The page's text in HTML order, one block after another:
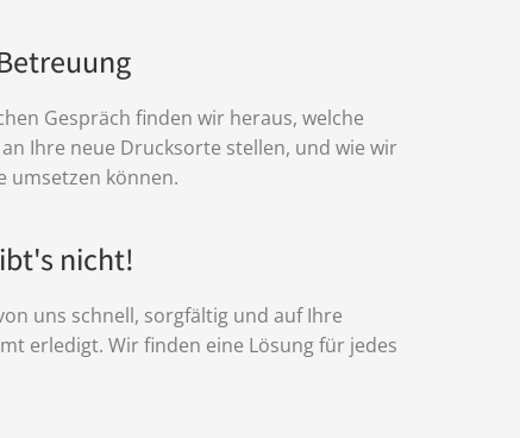
Gespräch finden wir heraus, welche
Ihre neue Drucksorte stellen, und wie wir
umsetzen können.
nicht!
uns schnell, sorgfältig und auf Ihre
erledigt. Wir finden eine Lösung für jedes